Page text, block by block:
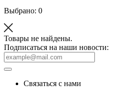
Выбрано: 0
Товары не найдены.
Подписаться на наши новости:
Связаться с нами